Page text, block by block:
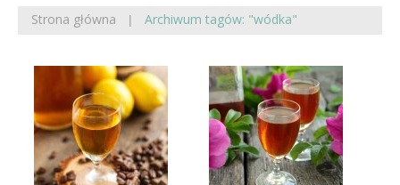
Strona główna Archiwum tagów: "wódka"